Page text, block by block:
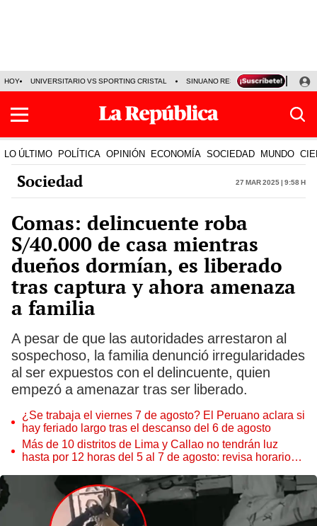
HOY UNIVERSITARIO VS SPORTING CRISTAL SINUANO RESULTADOS HOY
LO ÚLTIMO POLÍTICA OPINIÓN ECONOMÍA SOCIEDAD MUNDO
Sociedad 27 Mar 2025 | 9:58 h
Comas: delincuente roba
S/40.000 de casa mientras
dueños dormían, es liberado
tras captura y ahora amenaza
a familia
A pesar de que las autoridades arrestaron al
sospechoso, la familia denunció irregularidades
al ser expuestos con el delincuente, quien
empezó a amenazar tras ser liberado.
¿Se trabaja el viernes 7 de agosto? El Peruano aclara si
hay feriado largo tras el descanso del 6 de agosto
Más de 10 distritos de Lima y Callao no tendrán luz
hasta por 12 horas del 5 al 7 de agosto: revisa horarios y